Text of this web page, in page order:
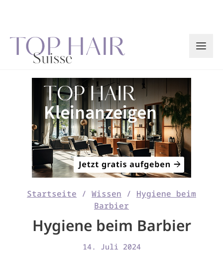
Startseite / Wissen / Hygiene beim
Barbier
Hygiene beim Barbier
14. Juli 2024